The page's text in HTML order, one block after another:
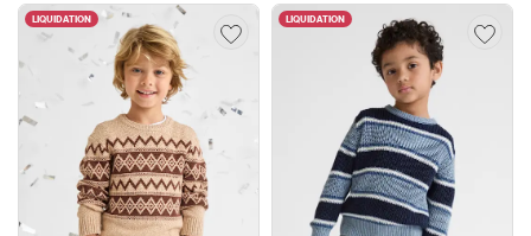
LIQUIDATION LIQUIDATION